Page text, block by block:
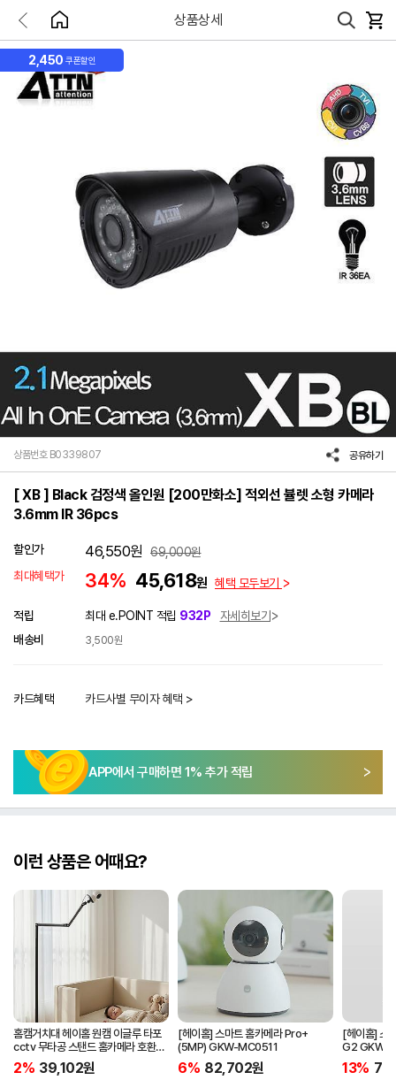
상품상세
2,450 쿠폰할인
상품번호 B0339807 공유하기
[ XB ] Black 검정색 올인원 [200만화소] 적외선 뷸렛 소형 카메라
3.6mm IR 36pcs
할인가 46,550원 69,000원
최대혜택가
34% 45,618원 혜택 모두보기
적립 최대 e.POINT 적립 932P
자세히보기
배송비
3,500원
카드혜택 카드사별 무이자 혜택 >
APP에서 구매하면 1% 추가 적립
이런 상품은 어때요?
홈캠거치대 헤이홈 원캠 이글루 타포
cctv 무타공 스탠드 홈카메라 호환
침대 펫 부모님 가정용 거치대
2% 39,102원
[헤이홈] 스마트 홈카메라 Pro+
(5MP) GKW-MC0511
6% 82,702원
[헤이홈] 스
G2 GKW-
13%